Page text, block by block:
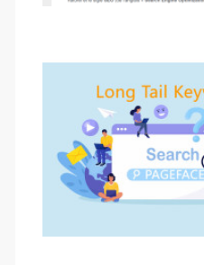
CRÉEZ VOTRE PROPRE
PLATEFORME DE
CONTENU VIDÉO PAYANT
PRIVATISÉE
765 vues
Avec le développement
vidéo est devenu l'une des